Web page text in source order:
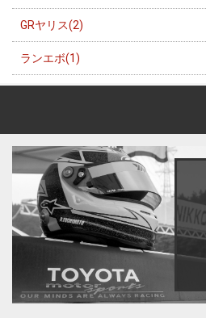
GRヤリス(2)
ランエボ(1)